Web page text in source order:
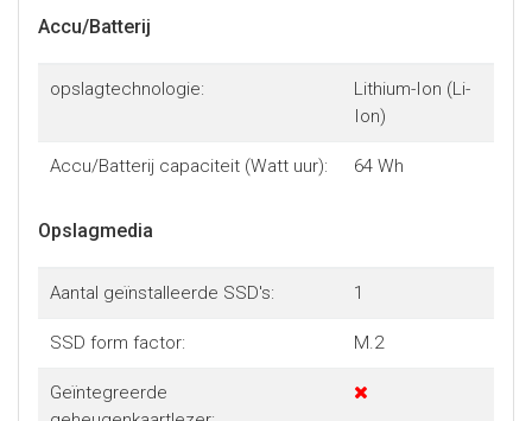
Accu/Batterij
opslagtechnologie:
Lithium-Ion (Li-
Ion)
Accu/Batterij capaciteit (Watt uur): 64 Wh
Opslagmedia
Aantal geïnstalleerde SSD's: 1
SSD form factor: M.2
Geïntegreerde